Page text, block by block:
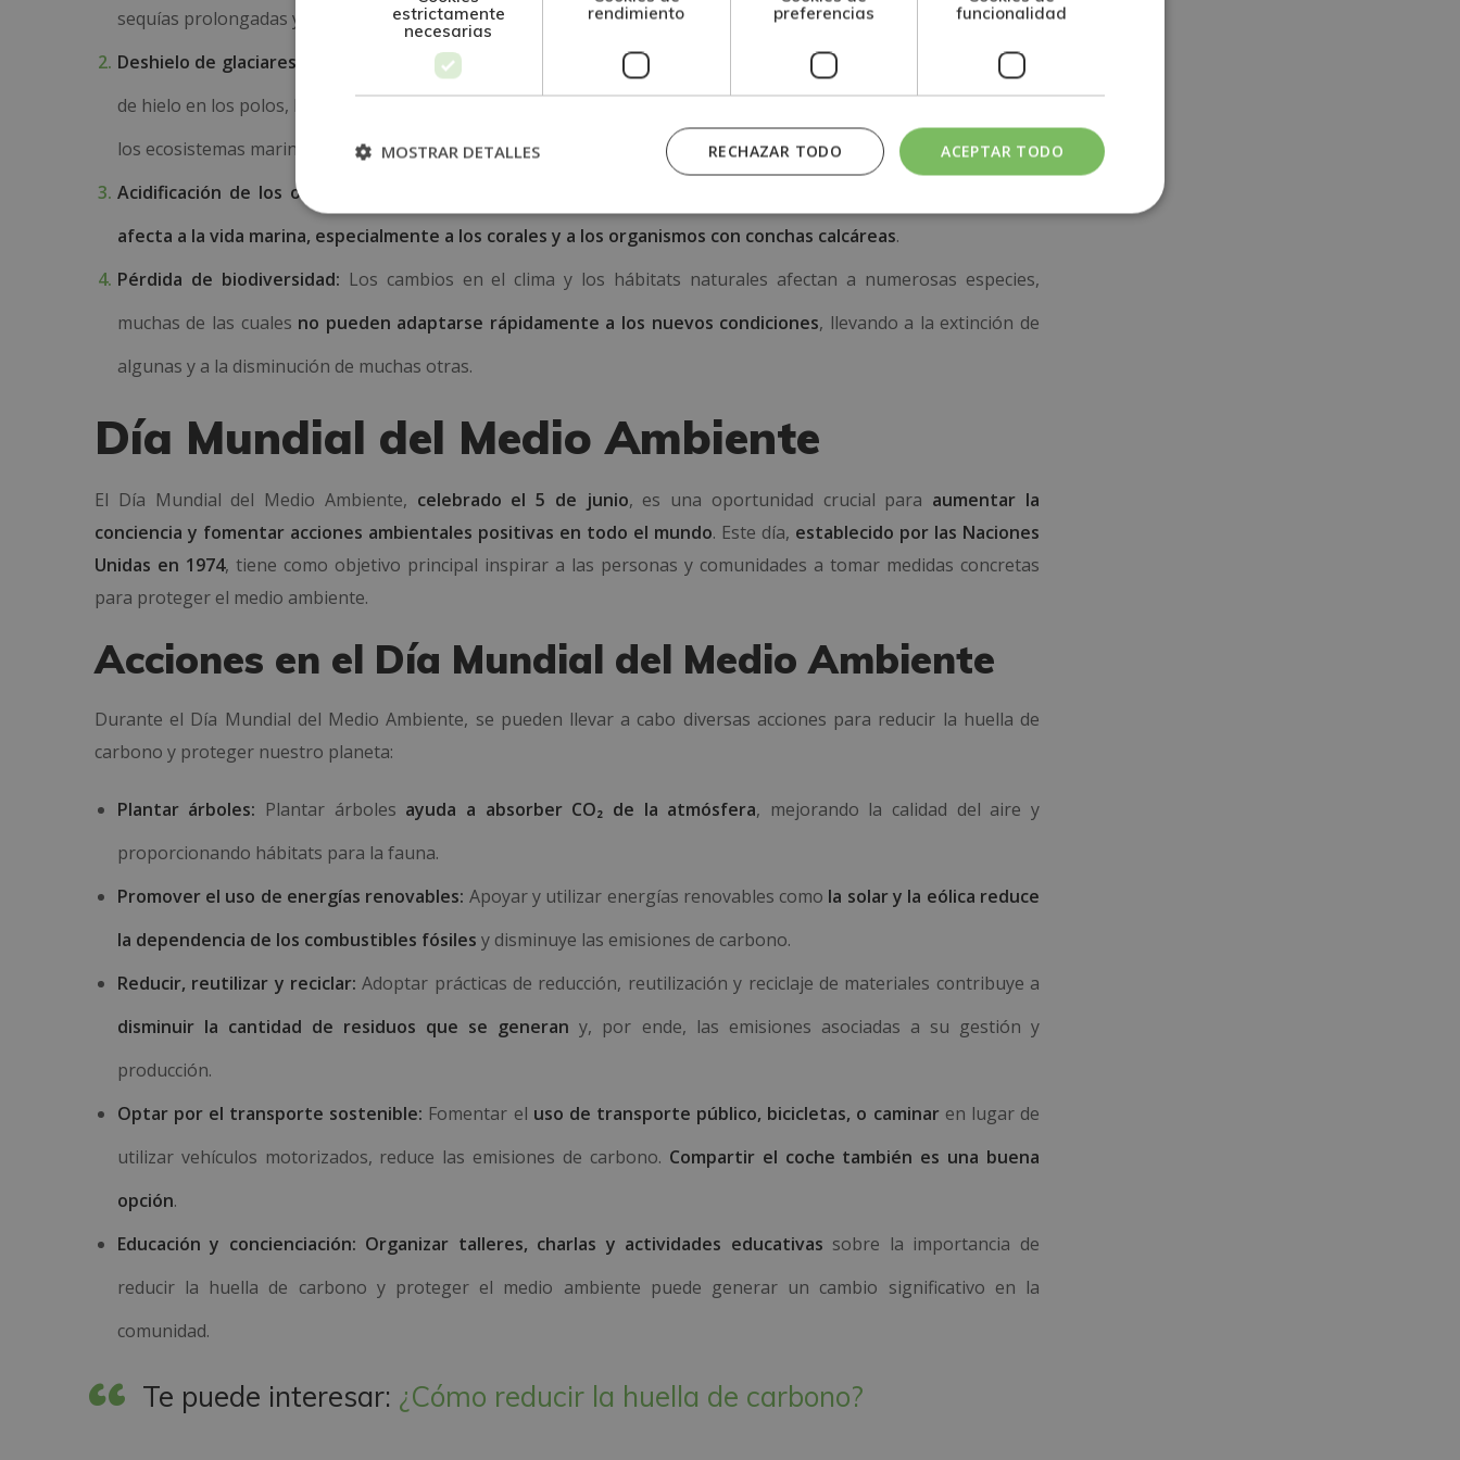
sequías prolongadas y olas de calor.
Deshielo de glaciares:
El calentamiento global está provocando el deshielo acelerado de los glaciares y las capas
de hielo en los polos, lo que contribuye al
los ecosistemas marinos.
Acidificación de los océanos:
afecta a la vida marina, especialmente a los corales y a los organismos con conchas calcáreas.
Pérdida de biodiversidad: Los cambios en el clima y los hábitats naturales afectan a numerosas especies,
muchas de las cuales no pueden adaptarse rápidamente a los nuevos condiciones, llevando a la extinción de
algunas y a la disminución de muchas otras.
Día Mundial del Medio Ambiente
El Día Mundial del Medio Ambiente, celebrado el 5 de junio, es una oportunidad crucial para aumentar la
conciencia y fomentar acciones ambientales positivas en todo el mundo. Este día, establecido por las Naciones
Unidas en 1974, tiene como objetivo principal inspirar a las personas y comunidades a tomar medidas concretas
para proteger el medio ambiente.
Acciones en el Día Mundial del Medio Ambiente
Durante el Día Mundial del Medio Ambiente, se pueden llevar a cabo diversas acciones para reducir la huella de
carbono y proteger nuestro planeta:
Plantar árboles: Plantar árboles ayuda a absorber CO₂ de la atmósfera, mejorando la calidad del aire y
proporcionando hábitats para la fauna.
Promover el uso de energías renovables: Apoyar y utilizar energías renovables como la solar y la eólica reduce
la dependencia de los combustibles fósiles y disminuye las emisiones de carbono.
Reducir, reutilizar y reciclar:Adoptar prácticas de reducción, reutilización y reciclaje de materiales contribuye a
disminuir la cantidad de residuos que se generan y, por ende, las emisiones asociadas a su gestión y
producción.
Optar por el transporte sostenible: Fomentar el uso de transporte público, bicicletas, o caminaren lugar de
utilizar vehículos motorizados, reduce las emisiones de carbono. Compartir el coche también es una buena
opción.
Educación y concienciación: Organizar talleres, charlas y actividades educativas sobre la importancia de
reducir la huella de carbono y proteger el medio ambiente puede generar un cambio significativo en la
comunidad.
Te puede interesar: ¿Cómo reducir la huella de carbono?
estrictamente
necesarias
rendimiento
preferencias
funcionalidad
ACEPTAR TODO
RECHAZAR TODO
MOSTRAR DETALLES